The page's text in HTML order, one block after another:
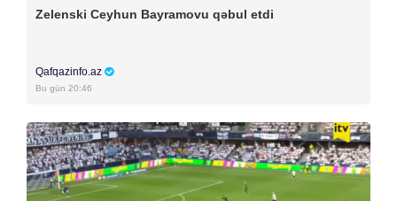
Zelenski Ceyhun Bayramovu qəbul etdi
Qafqazinfo.az
Bu gün 20:46